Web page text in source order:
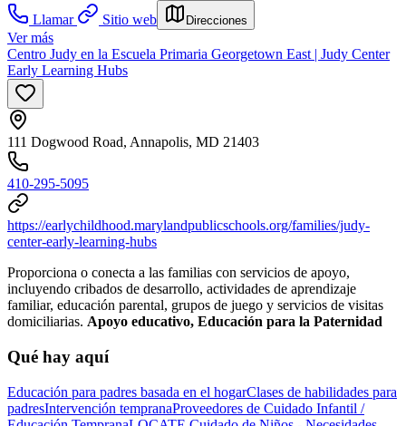
Llamar Sitio web Direcciones
Ver más
Centro Judy en la Escuela Primaria Georgetown East | Judy Center
Early Learning Hubs
111 Dogwood Road, Annapolis, MD 21403
410-295-5095
https://earlychildhood.marylandpublicschools.org/families/judy-
center-early-learning-hubs
Proporciona o conecta a las familias con servicios de apoyo,
incluyendo cribados de desarrollo, actividades de aprendizaje
familiar, educación parental, grupos de juego y servicios de visitas
domiciliarias. Apoyo educativo, Educación para la Paternidad
Qué hay aquí
Educación para padres basada en el hogarClases de habilidades para
padresIntervención tempranaProveedores de Cuidado Infantil /